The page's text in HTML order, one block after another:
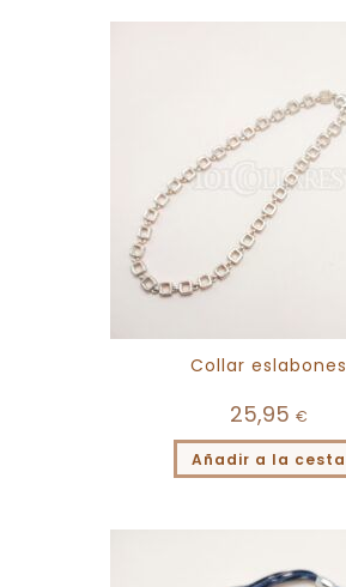
Collar eslabones
25,95 €
Añadir a la cesta